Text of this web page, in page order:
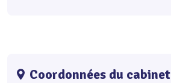
Coordonnées du cabinet